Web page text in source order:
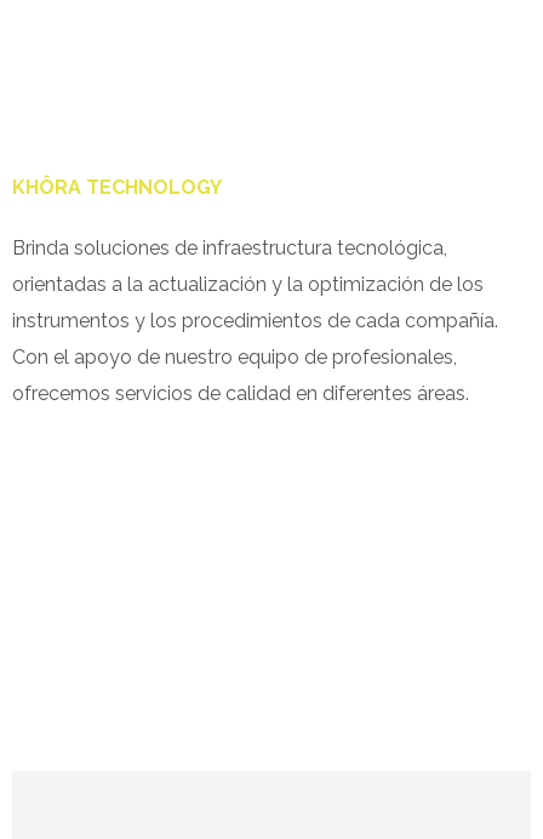
KHÔRA TECHNOLOGY
Brinda soluciones de infraestructura tecnológica,
orientadas a la actualización y la optimización de los
instrumentos y los procedimientos de cada compañía.
Con el apoyo de nuestro equipo de profesionales,
ofrecemos servicios de calidad en diferentes áreas.